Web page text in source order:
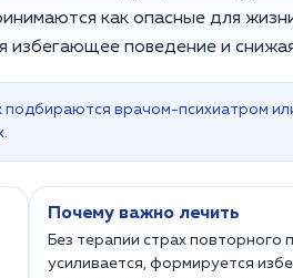
как опасные для
поведение и
подбираются врачом-психиатром
Почему важно лечить
Без терапии страх повторного
усиливается, формируется